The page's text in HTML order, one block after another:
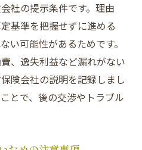
社の提示条件です。理由
基準を把握せずに進める
い可能性があるためです。
、逸失利益など漏れがない
険会社の説明を記録しまし
とで、後の交渉やトラブル